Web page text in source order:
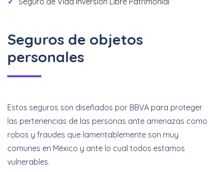
Seguros de objetos
personales
Estos seguros son diseñados por BBVA para proteger
las pertenencias de las personas ante amenazas como
robos y fraudes que lamentablemente son muy
comunes en México y ante lo cual todos estamos
vulnerables.